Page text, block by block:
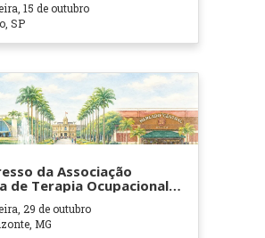
15 de outubro
SP
da Associação
de Terapia Ocupacional
Hospitalares e
Paliativos - ATOHOSP
29 de outubro
MG